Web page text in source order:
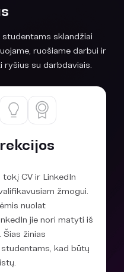
sklandžiai
ruošiame darbui ir
su darbdaviais.
CV ir LinkedIn
žmogui.
nuolat
jie nori matyti iš
žinias
kad būtų